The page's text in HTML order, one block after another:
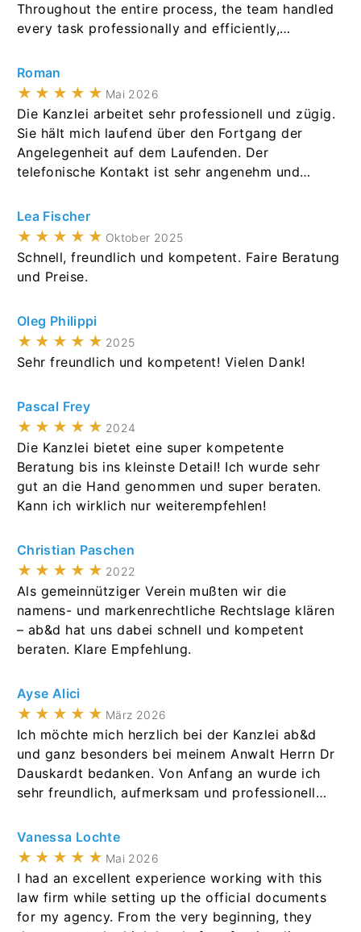
Throughout the entire process, the team handled
every task professionally and efficiently,
commercial register, the transparency register,
and banking partners to get everything finished
on time. Communication was clear, response
times were fast, and we always felt in good
hands. The final result was exactly what we
needed. If you are looking for legal support for
company incorporation or corporate matters in
ab&d legal.
Roman
★★★★★ Mai 2026
Die Kanzlei arbeitet sehr professionell und zügig.
Sie hält mich laufend über den Fortgang der
Angelegenheit auf dem Laufenden. Der
telefonische Kontakt ist sehr angenehm und
Joanna Koronkiewicz, die sich meiner Sache
äußerst professionell angenommen und mir die
Feinheiten des deutschen Wettbewerbs- und
Markenrechts im Hinblick auf meinen Fall auf sehr
Lea Fischer
★★★★★ Oktober 2025
Schnell, freundlich und kompetent. Faire Beratung
und Preise.
Oleg Philippi
★★★★★ 2025
Sehr freundlich und kompetent! Vielen Dank!
Pascal Frey
★★★★★ 2024
Die Kanzlei bietet eine super kompetente
Beratung bis ins kleinste Detail! Ich wurde sehr
gut an die Hand genommen und super beraten.
Kann ich wirklich nur weiterempfehlen!
Christian Paschen
★★★★★ 2022
Als gemeinnütziger Verein mußten wir die
namens- und markenrechtliche Rechtslage klären
– ab&d hat uns dabei schnell und kompetent
beraten. Klare Empfehlung.
Ayse Alici
★★★★★ März 2026
Ich möchte mich herzlich bei der Kanzlei ab&d
und ganz besonders bei meinem Anwalt Herrn Dr
Dauskardt bedanken. Von Anfang an wurde ich
sehr freundlich, aufmerksam und professionell
sorgfältig, kompetent und zuverlässig.
Gleichzeitig ist er ein sehr freundlicher und
respektvoller Mensch, der sich wirklich Zeit für
seine Mandanten nimmt. Ich habe mich während
des gesamten Prozesses sehr gut aufgehoben und
ernst genommen gefühlt. Besonders beeindruckt
Vanessa Lochte
★★★★★ Mai 2026
I had an excellent experience working with this
law firm while setting up the official documents
for my agency. From the very beginning, they